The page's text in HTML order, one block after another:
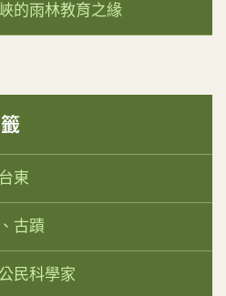
的雨林教育之緣
東
古蹟
民科學家